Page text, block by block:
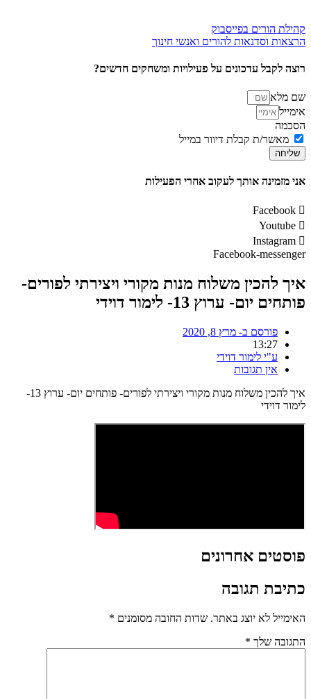
קהילת הורים בפייסבוק
הרצאות וסדנאות להורים ואנשי חינוך
רוצה לקבל עדכונים על פעילויות ומשחקים חדשים?
שם מלא
אימייל
הסכמה
מאשר/ת קבלת דיוור במייל
שליחה
אני מזמינה אותך לעקוב אחרי הפעילות
Facebook
Youtube
Instagram
Facebook-messenger
איך להכין משלוח מנות מקורי ויצירתי לפורים-
פותחים יום- ערוץ 13- לימור דוידי
פורסם ב- מרץ 8, 2020
13:27
ע"י לימור דוידי
אין תגובות
איך להכין משלוח מנות מקורי ויצירתי לפורים- פותחים יום- ערוץ 13-
לימור דוידי
פוסטים אחרונים
כתיבת תגובה
האימייל לא יוצג באתר. שדות החובה מסומנים *
התגובה שלך *